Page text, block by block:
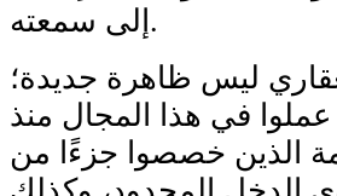
إلى سمعته.
ليس ظاهرة جديدة؛
في هذا المجال منذ
الذين خصصوا جزءًا من